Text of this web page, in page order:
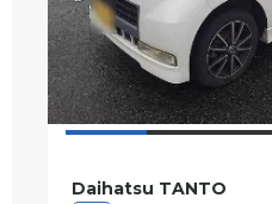
Daihatsu TANTO